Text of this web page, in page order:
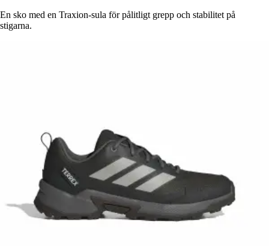
En sko med en Traxion-sula för pålitligt grepp och stabilitet på
stigarna.